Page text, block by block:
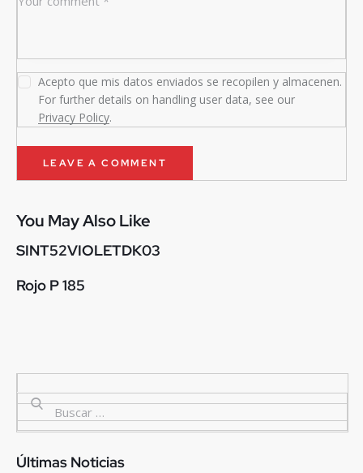
Acepto que mis datos enviados se recopilen y almacenen.
For further details on handling user data, see our
Privacy Policy.
You May Also Like
SINT52VIOLETDK03
Rojo P 185
Últimas Noticias